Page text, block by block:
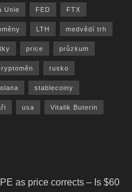
Unie FED FTX
LTH medvědí trh
price průzkum
rusko
stablecoiny
usa Vitalik Buterin
as price corrects – Is $60